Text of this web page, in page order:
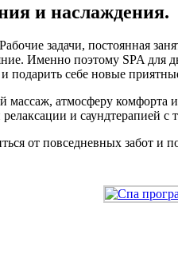
и наслаждения.
задачи, постоянная
Именно поэтому SPA для
подарить себе новые
массаж, атмосферу
и саундтерапией с
от повседневных забот и